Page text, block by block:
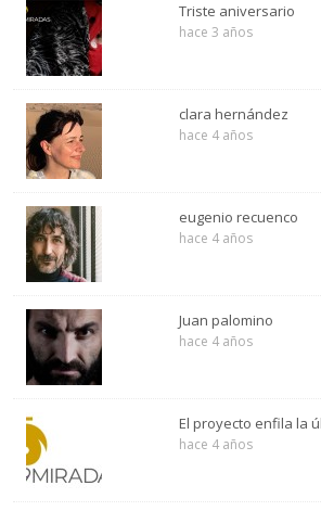
Triste aniversario
hace 3 años
clara hernández
hace 4 años
eugenio recuenco
hace 4 años
Juan palomino
hace 4 años
El proyecto enfila la
hace 4 años